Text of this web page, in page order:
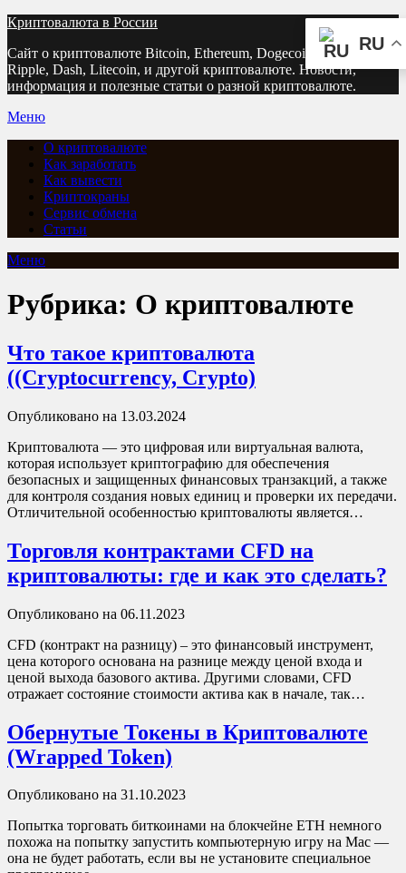
Перейти
содержимому
Криптовалюта в России
Сайт о криптовалюте Bitcoin, Ethereum, Dogecoin, Bitcoin Cash,
Ripple, Dash, Litecoin, и другой криптовалюте. Новости,
информация и полезные статьи о разной криптовалюте.
Меню
О криптовалюте
Как заработать
Как вывести
Криптокраны
Сервис обмена
Статьи
Меню
Рубрика: О криптовалюте
Что такое криптовалюта
((Cryptocurrency, Crypto)
Опубликовано на 13.03.2024
Криптовалюта — это цифровая или виртуальная валюта,
которая использует криптографию для обеспечения
безопасных и защищенных финансовых транзакций, а также
для контроля создания новых единиц и проверки их передачи.
Отличительной особенностью криптовалюты является…
Торговля контрактами CFD на
криптовалюты: где и как это сделать?
Опубликовано на 06.11.2023
CFD (контракт на разницу) – это финансовый инструмент,
цена которого основана на разнице между ценой входа и
ценой выхода базового актива. Другими словами, CFD
отражает состояние стоимости актива как в начале, так…
Обернутые Токены в Криптовалюте
(Wrapped Token)
Опубликовано на 31.10.2023
Попытка торговать биткоинами на блокчейне ETH немного
похожа на попытку запустить компьютерную игру на Mac —
она не будет работать, если вы не установите специальное
RU